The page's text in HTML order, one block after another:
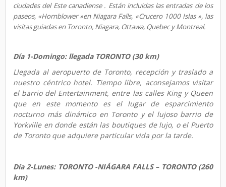
ciudades del Este canadiense . Están incluidas las entradas de los
paseos, «Hornblower »en Niagara Falls, «Crucero 1000 Islas », las
visitas guiadas en Toronto, Niagara, Ottawa, Quebec y Montreal.
Día 1-Domingo: llegada TORONTO (30 km)
Llegada al aeropuerto de Toronto, recepción y traslado a
nuestro céntrico hotel. Tiempo libre, aconsejamos visitar
el barrio del Entertainment, entre las calles King y Queen
que en este momento es el lugar de esparcimiento
nocturno más dinámico en Toronto y el lujoso barrio de
Yorkville en donde están las boutiques de lujo, o el Puerto
de Toronto que adquiere particular vida por la tarde.
Día 2-Lunes: TORONTO -NIÁGARA FALLS – TORONTO (260
km)